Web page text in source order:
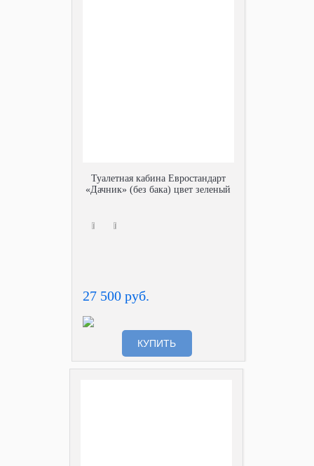
Туалетная кабина Евростандарт
«Дачник» (без бака) цвет зеленый
27 500 руб.
КУПИТЬ